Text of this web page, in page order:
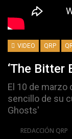
VIDEO QRP
‘The Bitter
El 10 de marzo
sencillo de su
Ghosts'
REDACCIÓN QRP